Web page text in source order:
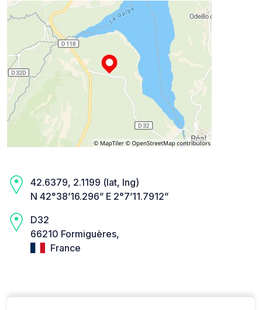
42.6379, 2.1199 (lat, lng)
N 42°38’16.296” E 2°7’11.7912”
D32
66210 Formiguères,
France